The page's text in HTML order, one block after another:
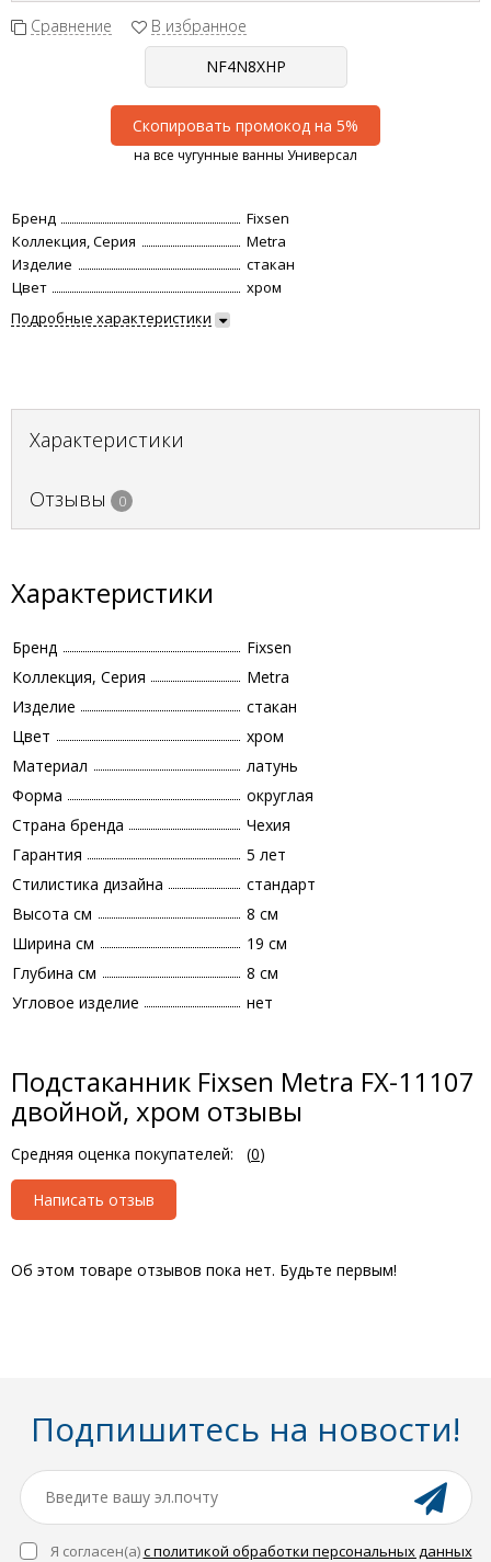
Сравнение В избранное
Скопировать промокод на 5%
на все чугунные ванны Универсал
Бренд
Fixsen
Коллекция, Серия
Metra
Изделие
стакан
Цвет
хром
Подробные характеристики
Характеристики
Отзывы 0
Характеристики
Бренд
Fixsen
Коллекция, Серия
Metra
Изделие
стакан
Цвет
хром
Материал
латунь
Форма
округлая
Страна бренда
Чехия
Гарантия
5 лет
Стилистика дизайна
стандарт
Высота см
8 см
Ширина см
19 см
Глубина см
8 см
Угловое изделие
нет
Подстаканник Fixsen Metra FX-11107
двойной, хром отзывы
Средняя оценка покупателей: (0)
Написать отзыв
Об этом товаре отзывов пока нет. Будьте первым!
Подпишитесь на новости!
Я согласен(a)с политикой обработки персональных данных